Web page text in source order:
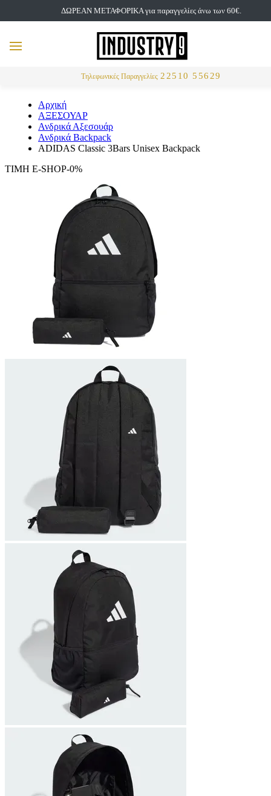
ΔΩΡΕΑΝ ΜΕΤΑΦΟΡΙΚΑ για παραγγελίες άνω των 60€.
Τηλεφωνικές Παραγγελίες 22510 55629
MENU
Αρχική
ΑΞΕΣΟΥΑΡ
Ανδρικά Αξεσουάρ
Ανδρικά Backpack
ADIDAS Classic 3Bars Unisex Backpack
ΤΙΜΗ E-SHOP-0%